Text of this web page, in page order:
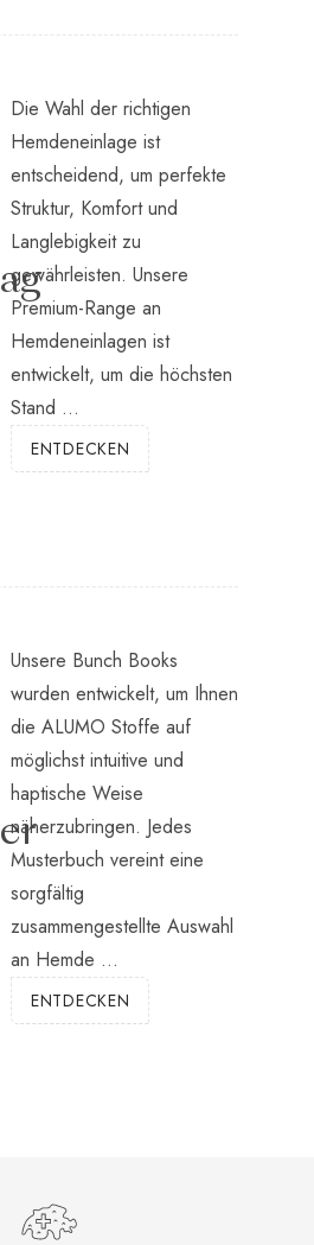
Die Wahl der richtigen
Hemdeneinlage ist
entscheidend, um perfekte
Struktur, Komfort und
Langlebigkeit zu
gewährleisten. Unsere
Premium-Range an
Hemdeneinlagen ist
entwickelt, um die höchsten
Stand ...
ENTDECKEN
Unsere Bunch Books
wurden entwickelt, um Ihnen
die ALUMO Stoffe auf
möglichst intuitive und
haptische Weise
näherzubringen. Jedes
Musterbuch vereint eine
sorgfältig
zusammengestellte Auswahl
an Hemde ...
ENTDECKEN